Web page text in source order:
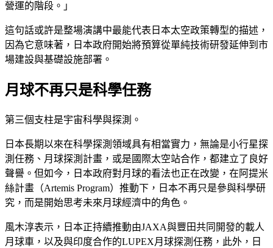
營運的階段。」
這句話或許是整場演講中最能代表日本太空政策轉型的描述，
因為它意味著，日本政府開始將預算從單純技術研發延伸到市
場建設與基礎設施部署。
月球不再只是科學任務
第三個支柱是宇宙科學與探測。
日本長期以來在科學探測領域具有相當實力，無論是小行星探
測任務、月球探測計畫，或是國際太空站合作，都建立了良好
聲譽。但如今，日本政府對月球的看法也正在改變，在阿提米
絲計畫（Artemis Program）推動下，日本不再只是參與科學研
究，而是開始思考未來月球經濟中的角色。
風木淳表示，日本正持續推動由JAXA與豐田共同開發的載人
月球車，以及與印度合作的LUPEX月球探測任務，此外，日